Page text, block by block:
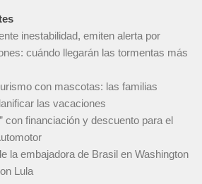
inestabilidad, emiten alerta por
cuándo llegarán las tormentas más
con mascotas: las familias
las vacaciones
con financiación y descuento para el
la embajadora de Brasil en Washington
Lula